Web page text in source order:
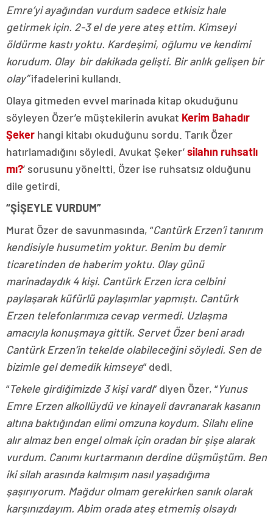
Emre’yi ayağından vurdum sadece etkisiz hale
getirmek için. 2-3 el de yere ateş ettim. Kimseyi
öldürme kastı yoktu. Kardeşimi, oğlumu ve kendimi
korudum. Olay bir dakikada gelişti. Bir anlık gelişen bir
olay”ifadelerini kullandı.
Olaya gitmeden evvel marinada kitap okuduğunu
söyleyen Özer’e müştekilerin avukat Kerim Bahadır
Şeker hangi kitabı okuduğunu sordu. Tarık Özer
hatırlamadığını söyledi. Avukat Şeker’silahın ruhsatlı
mı?’ sorusunu yöneltti. Özer ise ruhsatsız olduğunu
dile getirdi.
“ŞİŞEYLE VURDUM”
Murat Özer de savunmasında, “Cantürk Erzen’i tanırım
kendisiyle husumetim yoktur. Benim bu demir
ticaretinden de haberim yoktu. Olay günü
marinadaydık 4 kişi. Cantürk Erzen icra celbini
paylaşarak küfürlü paylaşımlar yapmıştı. Cantürk
Erzen telefonlarımıza cevap vermedi. Uzlaşma
amacıyla konuşmaya gittik. Servet Özer beni aradı
Cantürk Erzen’in tekelde olabileceğini söyledi. Sen de
bizimle gel demedik kimseye” dedi.
“Tekele girdiğimizde 3 kişi vardı” diyen Özer, “Yunus
Emre Erzen alkollüydü ve kinayeli davranarak kasanın
altına baktığından elimi omzuna koydum. Silahı eline
alır almaz ben engel olmak için oradan bir şişe alarak
vurdum. Canımı kurtarmanın derdine düşmüştüm. Ben
iki silah arasında kalmışım nasıl yaşadığıma
şaşırıyorum. Mağdur olmam gerekirken sanık olarak
karşınızdayım. Abim orada ateş etmemiş olsaydı